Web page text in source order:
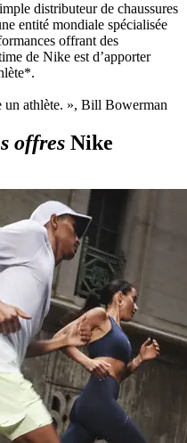
distributeur de chaussures
entité mondiale spécialisée
offrant des
de Nike est d’apporter
un athlète. », Bill Bowerman
offres Nike